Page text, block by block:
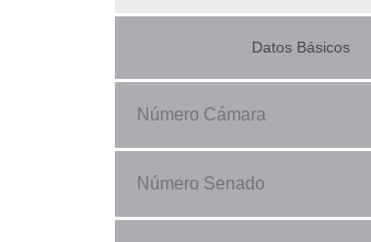
Datos Básicos
Número Cámara
Número Senado